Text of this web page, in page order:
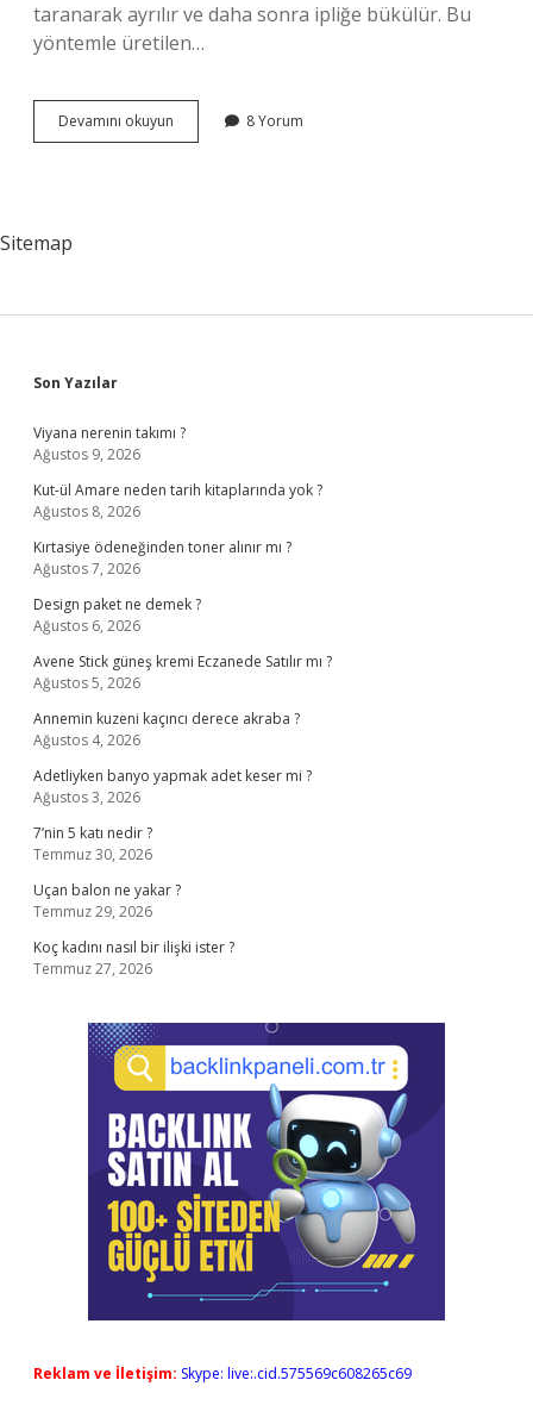
taranarak ayrılır ve daha sonra ipliğe bükülür. Bu
yöntemle üretilen…
Devamını okuyun
Yünü
8 Yorum
Sitemap
Sidebar
Son Yazılar
Viyana nerenin takımı ?
Ağustos 9, 2026
Kut-ül Amare neden tarih kitaplarında yok ?
Ağustos 8, 2026
Kırtasiye ödeneğinden toner alınır mı ?
Ağustos 7, 2026
Design paket ne demek ?
Ağustos 6, 2026
Avene Stick güneş kremi Eczanede Satılır mı ?
Ağustos 5, 2026
Annemin kuzeni kaçıncı derece akraba ?
Ağustos 4, 2026
Adetliyken banyo yapmak adet keser mi ?
Ağustos 3, 2026
7’nin 5 katı nedir ?
Temmuz 30, 2026
Uçan balon ne yakar ?
Temmuz 29, 2026
Koç kadını nasıl bir ilişki ister ?
Temmuz 27, 2026
Reklam ve İletişim: Skype: live:.cid.575569c608265c69